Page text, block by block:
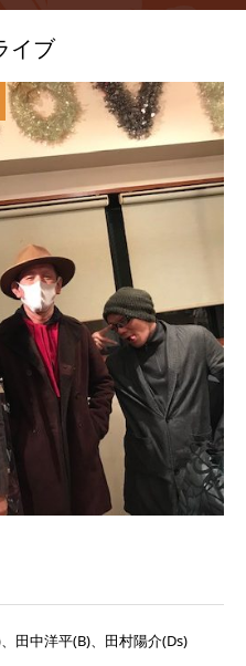
イブ
田中洋平(B)、田村陽介(Ds)